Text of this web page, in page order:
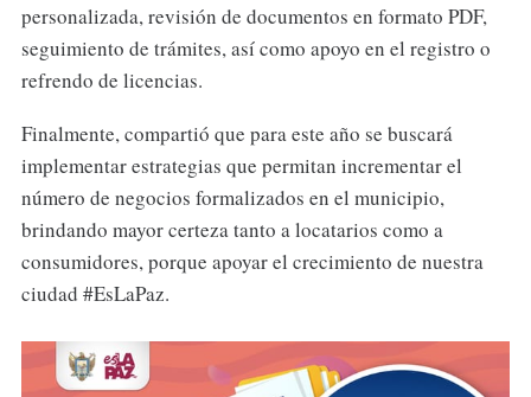
personalizada, revisión de documentos en formato PDF,
seguimiento de trámites, así como apoyo en el registro o
refrendo de licencias.
Finalmente, compartió que para este año se buscará
implementar estrategias que permitan incrementar el
número de negocios formalizados en el municipio,
brindando mayor certeza tanto a locatarios como a
consumidores, porque apoyar el crecimiento de nuestra
ciudad #EsLaPaz.